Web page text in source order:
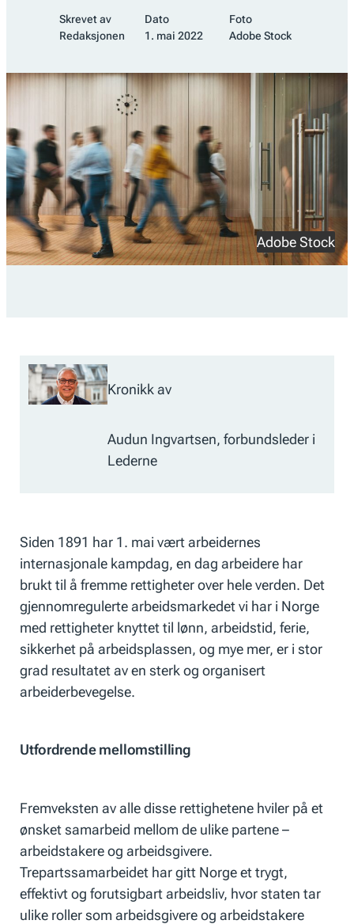
Skrevet av
Redaksjonen
Dato
1. mai 2022
Foto
Adobe Stock
Adobe Stock
Kronikk av
Audun Ingvartsen, forbundsleder i
Lederne
Siden 1891 har 1. mai vært arbeidernes
internasjonale kampdag, en dag arbeidere har
brukt til å fremme rettigheter over hele verden. Det
gjennomregulerte arbeidsmarkedet vi har i Norge
med rettigheter knyttet til lønn, arbeidstid, ferie,
sikkerhet på arbeidsplassen, og mye mer, er i stor
grad resultatet av en sterk og organisert
arbeiderbevegelse.
Utfordrende mellomstilling
Fremveksten av alle disse rettighetene hviler på et
ønsket samarbeid mellom de ulike partene –
arbeidstakere og arbeidsgivere.
Trepartssamarbeidet har gitt Norge et trygt,
effektivt og forutsigbart arbeidsliv, hvor staten tar
ulike roller som arbeidsgivere og arbeidstakere